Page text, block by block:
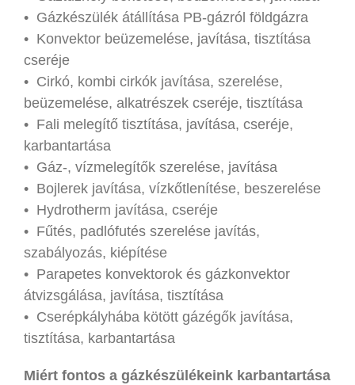
• Gázkészülék átállítása PB-gázról földgázra
• Konvektor beüzemelése, javítása, tisztítása
cseréje
• Cirkó, kombi cirkók javítása, szerelése,
beüzemelése, alkatrészek cseréje, tisztítása
• Fali melegítő tisztítása, javítása, cseréje,
karbantartása
• Gáz-, vízmelegítők szerelése, javítása
• Bojlerek javítása, vízkőtlenítése, beszerelése
• Hydrotherm javítása, cseréje
• Fűtés, padlófutés szerelése javítás,
szabályozás, kiépítése
• Parapetes konvektorok és gázkonvektor
átvizsgálása, javítása, tisztítása
• Cserépkályhába kötött gázégők javítása,
tisztítása, karbantartása
Miért fontos a gázkészülékeink karbantartása